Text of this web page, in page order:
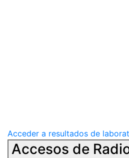
Acceder a resultados de
Accesos de